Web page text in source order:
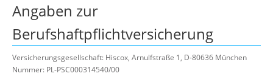
Angaben zur
Berufshaftpflichtversicherung
Versicherungsgesellschaft: Hiscox, Arnulfstraße 1, D-80636 München
Nummer: PL-PSC000314540/00